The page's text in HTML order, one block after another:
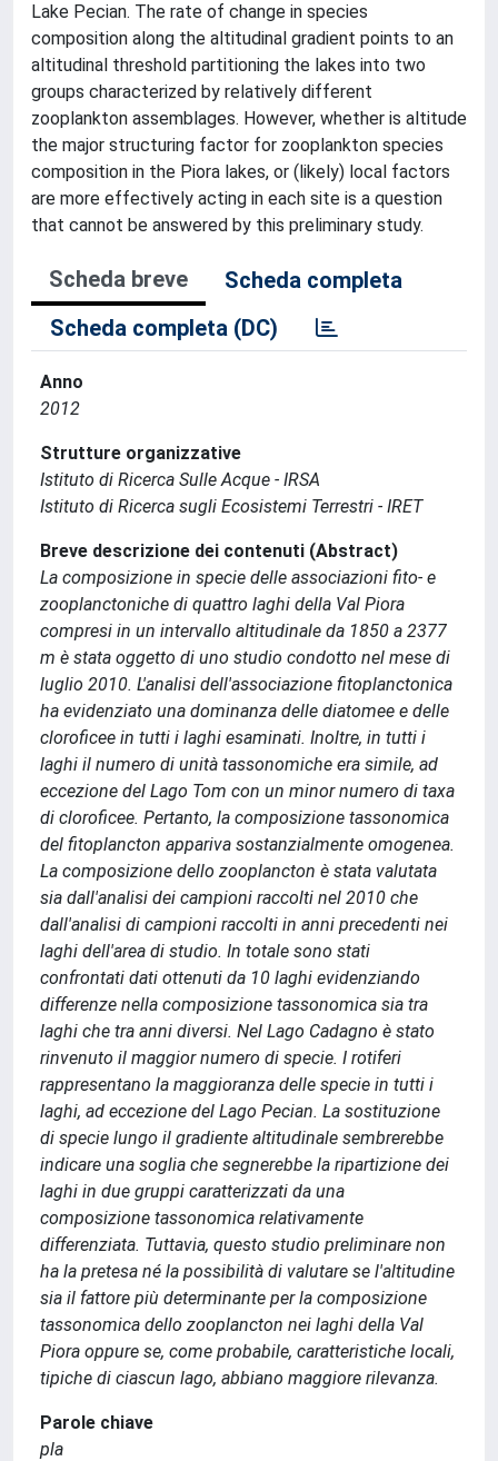
Lake Pecian. The rate of change in species
composition along the altitudinal gradient points to an
altitudinal threshold partitioning the lakes into two
groups characterized by relatively different
zooplankton assemblages. However, whether is altitude
the major structuring factor for zooplankton species
composition in the Piora lakes, or (likely) local factors
are more effectively acting in each site is a question
that cannot be answered by this preliminary study.
Scheda breve
Scheda completa
Scheda completa (DC)
Anno
2012
Strutture organizzative
Istituto di Ricerca Sulle Acque - IRSA
Istituto di Ricerca sugli Ecosistemi Terrestri - IRET
Breve descrizione dei contenuti (Abstract)
La composizione in specie delle associazioni fito- e
zooplanctoniche di quattro laghi della Val Piora
compresi in un intervallo altitudinale da 1850 a 2377
m è stata oggetto di uno studio condotto nel mese di
luglio 2010. L'analisi dell'associazione fitoplanctonica
ha evidenziato una dominanza delle diatomee e delle
cloroficee in tutti i laghi esaminati. Inoltre, in tutti i
laghi il numero di unità tassonomiche era simile, ad
eccezione del Lago Tom con un minor numero di taxa
di cloroficee. Pertanto, la composizione tassonomica
del fitoplancton appariva sostanzialmente omogenea.
La composizione dello zooplancton è stata valutata
sia dall'analisi dei campioni raccolti nel 2010 che
dall'analisi di campioni raccolti in anni precedenti nei
laghi dell'area di studio. In totale sono stati
confrontati dati ottenuti da 10 laghi evidenziando
differenze nella composizione tassonomica sia tra
laghi che tra anni diversi. Nel Lago Cadagno è stato
rinvenuto il maggior numero di specie. I rotiferi
rappresentano la maggioranza delle specie in tutti i
laghi, ad eccezione del Lago Pecian. La sostituzione
di specie lungo il gradiente altitudinale sembrerebbe
indicare una soglia che segnerebbe la ripartizione dei
laghi in due gruppi caratterizzati da una
composizione tassonomica relativamente
differenziata. Tuttavia, questo studio preliminare non
ha la pretesa né la possibilità di valutare se l'altitudine
sia il fattore più determinante per la composizione
tassonomica dello zooplancton nei laghi della Val
Piora oppure se, come probabile, caratteristiche locali,
tipiche di ciascun lago, abbiano maggiore rilevanza.
Parole chiave
pla